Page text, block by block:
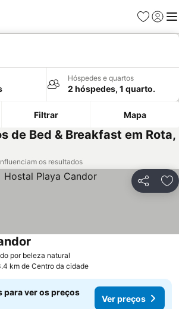
Favoritos
Iniciar
Hóspedes e quartos
2 hóspedes, 1 quarto.
Filtrar Mapa
de Bed & Breakfast em Rota,
os resultados
Partilhar
por beleza natural
km de Centro da cidade
para ver os preços
Ver preços